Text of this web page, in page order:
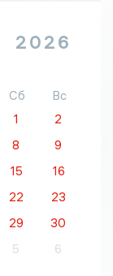
2026
Сб
Вс
1
2
8
9
15
16
22
23
29
30
5 6